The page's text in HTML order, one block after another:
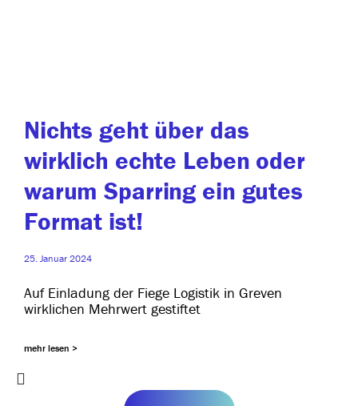
Nichts geht über das
wirklich echte Leben oder
warum Sparring ein gutes
Format ist!
25. Januar 2024
Auf Einladung der Fiege Logistik in Greven
wirk­li­chen Mehrwert gestiftet
mehr lesen >